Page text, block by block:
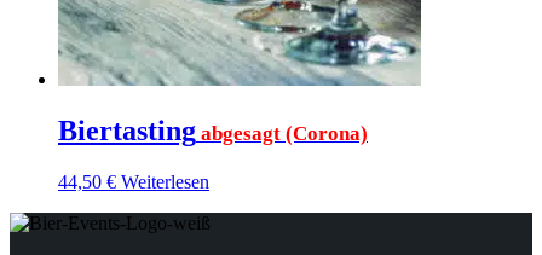
Biertasting abgesagt (Corona)
44,50 € Weiterlesen